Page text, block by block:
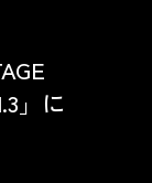
」に